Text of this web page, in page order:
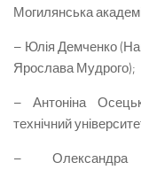
Могилянська
– Юлія Демченко
Ярослава Мудрого);
– Антоніна
технічний
– Олександра